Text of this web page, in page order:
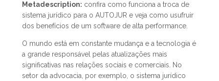
Metadescription: confira como funciona a troca de
sistema jurídico para o AUTOJUR e veja como usufruir
dos benefícios de um software de alta performance.
O mundo está em constante mudança e a tecnologia é
a grande responsável pelas atualizações mais
significativas nas relações sociais e comerciais. No
setor da advocacia, por exemplo, o sistema jurídico